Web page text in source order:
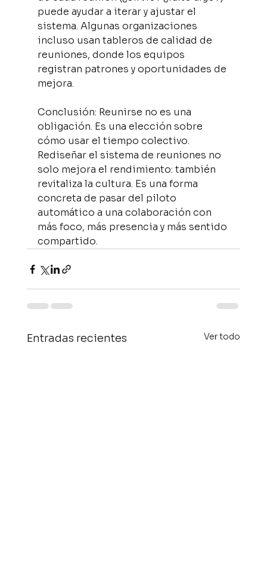
puede ayudar a iterar y ajustar el
sistema. Algunas organizaciones
incluso usan tableros de calidad de
reuniones, donde los equipos
registran patrones y oportunidades de
mejora.
Conclusión: Reunirse no es una
obligación. Es una elección sobre
cómo usar el tiempo colectivo.
Rediseñar el sistema de reuniones no
solo mejora el rendimiento: también
revitaliza la cultura. Es una forma
concreta de pasar del piloto
automático a una colaboración con
más foco, más presencia y más sentido
compartido.
Entradas recientes Ver todo